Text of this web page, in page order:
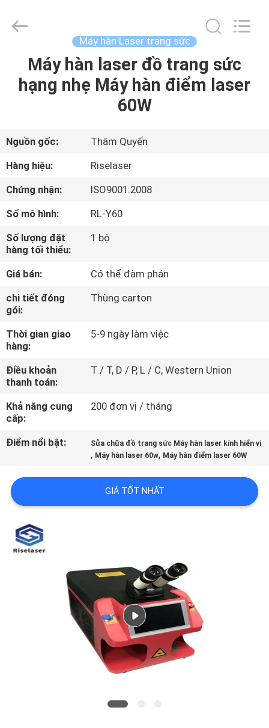
NHÀ
PHẨM
CHƯƠNG
VR
CHÚNG
TÔI
THAM
QUAN
NHÀ
MÁY
KIỂM
CHẤT
LƯỢNG
LIÊN
2026
Riselaser
Reserved.
Máy hàn Laser trang sức
Máy hàn laser đồ trang sức
hạng nhẹ Máy hàn điểm laser
60W
Nguồn gốc:
Thâm Quyến
Hàng hiệu:
Riselaser
Chứng nhận:
ISO9001:2008
Số mô hình:
RL-Y60
Số lượng đặt
hàng tối thiểu:
1 bộ
Giá bán:
Có thể đàm phán
chi tiết đóng
gói:
Thùng carton
Thời gian giao
hàng:
5-9 ngày làm việc
Điều khoản
thanh toán:
T / T, D / P, L / C, Western Union
Khả năng cung
cấp:
200 đơn vị / tháng
Điểm nổi bật: Sửa chữa đồ trang sức Máy hàn laser kính hiển vi
, Máy hàn laser 60w, Máy hàn điểm laser 60W
GIÁ TỐT NHẤT